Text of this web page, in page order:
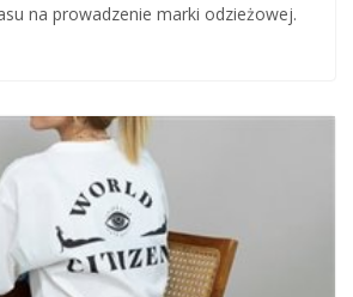
na prowadzenie marki odzieżowej.